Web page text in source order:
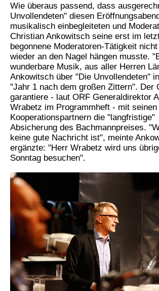
Wie überaus passend, dass
Unvollendeten" diesen
musikalisch einbegleiteten und
Christian Ankowitsch seine erst im
begonnene Moderatoren-Tätigkeit
wieder an den Nagel hängen musste.
wunderbare Musik, aus aller Herren
Ankowitsch über "Die Unvollendeten"
"Jahr 1 nach dem großen Zittern". Der
garantiere - laut ORF Generaldirektor
Wrabetz im Programmheft - mit seinen
Kooperationspartnern die "langfristige"
Absicherung des Bachmannpreises.
keine gute Nachricht ist", meinte
ergänzte: "Herr Wrabetz wird uns
Sonntag besuchen".